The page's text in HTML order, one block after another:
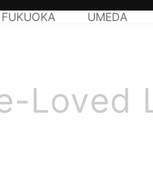
FUKUOKA UMEDA
Loved